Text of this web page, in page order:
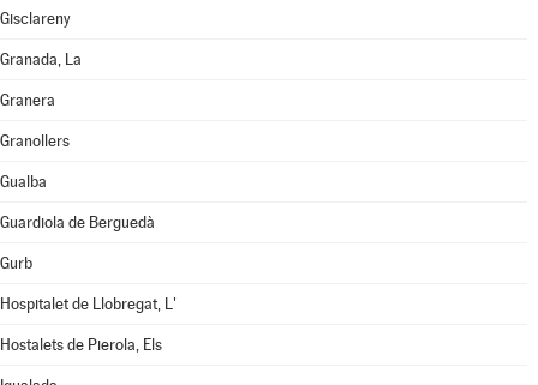
Gisclareny
Granada, La
Granera
Granollers
Gualba
Guardiola de Berguedà
Gurb
Hospitalet de Llobregat, L'
Hostalets de Pierola, Els